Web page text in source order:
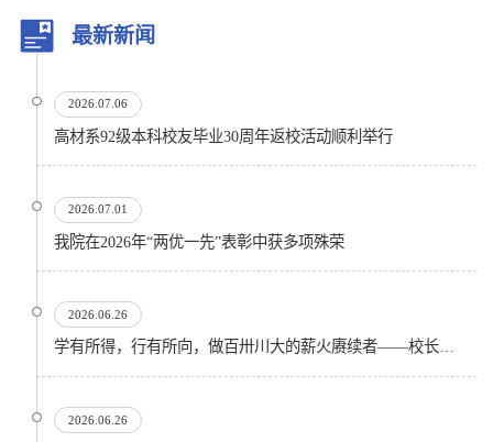
最新新闻
2026.07.06
高材系92级本科校友毕业30周年返校活动顺利举行
2026.07.01
我院在2026年“两优一先”表彰中获多项殊荣
2026.06.26
学有所得，行有所向，做百卅川大的薪火赓续者——校长汪劲松在四川大学2026届学生毕业典礼上的...
2026.06.26